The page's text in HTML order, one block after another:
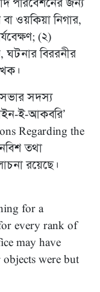
পরিবেশনের জন্য
ওয়কিয়া নিগার,
(২)
ঘটনার বিররনীর
সদস্য
ই-আকবরি’
Regarding the
তথা
রয়েছে।
for a
every rank of
may have
were but